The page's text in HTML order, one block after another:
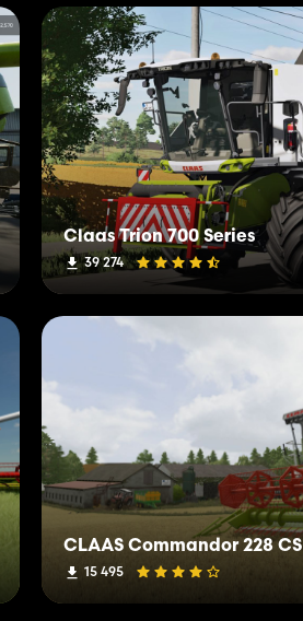
Claas Trion 700 Series
39 274
CLAAS Commandor 228 CS
15 495